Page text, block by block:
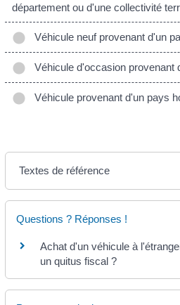
département ou d'une collectivité
Véhicule neuf provenant d'un
Véhicule d'occasion provenant
Véhicule provenant d'un pays
Textes de référence
Questions ? Réponses !
Achat d'un véhicule à
un quitus fiscal ?